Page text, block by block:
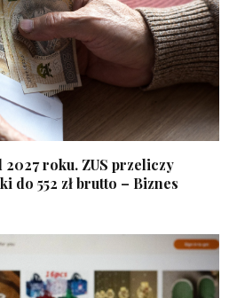
roku. ZUS przeliczy
do 552 zł brutto – Biznes